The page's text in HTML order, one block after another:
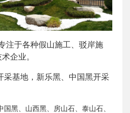
注于各种假山施工、驳岸施
企业。
基地，新乐黑、中国黑开采
黑、山西黑、房山石、泰山石、